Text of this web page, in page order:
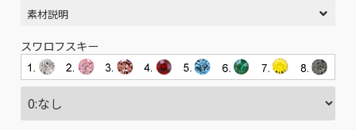
素材説明
スワロフスキー